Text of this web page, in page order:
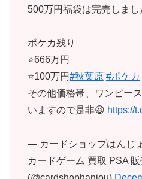
500万円福袋は完売しまし
ポケカ残り
⭐️666万円
⭐️100万円#秋葉原 #ポケカ
その他価格帯、ワンピー
いますので是非😆 https://
— カードショップはんじ
カードゲーム 買取 PSA